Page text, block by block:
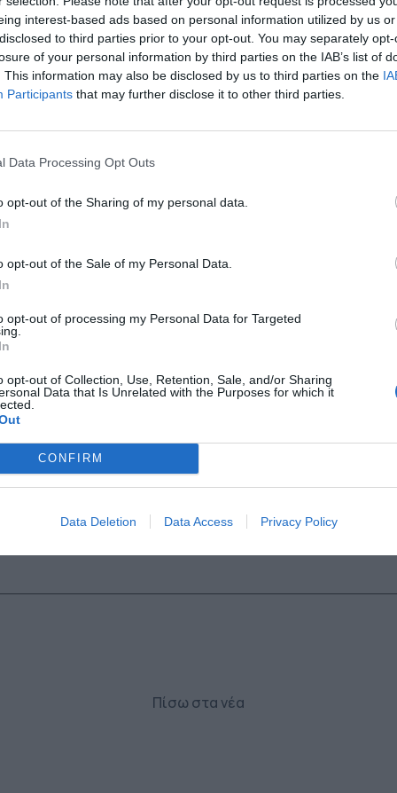
interest-based ads based on personal information utilized by us
to third parties prior to your opt-out. You may separately
of your personal information by third parties on the IAB’s list of
This information may also be disclosed by us to third parties on the
Participants that may further disclose it to other third parties.
Data Processing Opt Outs
opt-out of the Sharing of my personal data.
opt-out of the Sale of my Personal Data.
opt-out of processing my Personal Data for Targeted
opt-out of Collection, Use, Retention, Sale, and/or Sharing
Data that Is Unrelated with the Purposes for which it
CONFIRM
Data Deletion Data Access Privacy Policy
, που βρίσκεται στο επίκεντρο του χαρτοφυλακίου
κοντά την πλήρη γκάμα των Mid-Volume HP Latex
νέας,superwide σειράςHP LatexFSμε λευκό και
διασφαλίζουν την επένδυση του επαγγελματία καθώς
που ακολουθεί τις ανάγκες της επιχείρησης,
το κόστος καθώς μεγαλώνει η παραγωγή.
ζωντανές επιδείξεις στους HP Latex
και τις πιστοποιήσεις καθώς και ενημέρωση
Print Service Plans που προσφέρει η HP για τη
εξυπηρέτησης των πελατών.
και δηλώσεις συμμετοχής επικοινωνήστε μαζί μας
Σχόλιο:
Πίσω στα νέα